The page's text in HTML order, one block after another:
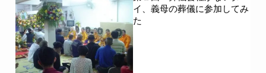
イ、義母の葬儀に参加してみ
た